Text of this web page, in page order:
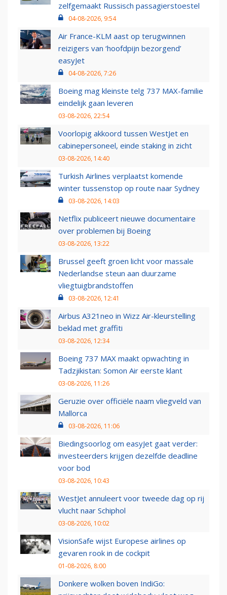
zelfgemaakt Russisch passagierstoestel
04-08-2026, 9:54
Air France-KLM aast op terugwinnen
reizigers van ‘hoofdpijn bezorgend’
easyJet
04-08-2026, 7:26
Boeing mag kleinste telg 737 MAX-familie
eindelijk gaan leveren
03-08-2026, 22:54
Voorlopig akkoord tussen WestJet en
cabinepersoneel, einde staking in zicht
03-08-2026, 14:40
Turkish Airlines verplaatst komende
winter tussenstop op route naar Sydney
03-08-2026, 14:03
Netflix publiceert nieuwe documentaire
over problemen bij Boeing
03-08-2026, 13:22
Brussel geeft groen licht voor massale
Nederlandse steun aan duurzame
vliegtuigbrandstoffen
03-08-2026, 12:41
Airbus A321neo in Wizz Air-kleurstelling
beklad met graffiti
03-08-2026, 12:34
Boeing 737 MAX maakt opwachting in
Tadzjikistan: Somon Air eerste klant
03-08-2026, 11:26
Geruzie over officiële naam vliegveld van
Mallorca
03-08-2026, 11:06
Biedingsoorlog om easyJet gaat verder:
investeerders krijgen dezelfde deadline
voor bod
03-08-2026, 10:43
WestJet annuleert voor tweede dag op rij
vlucht naar Schiphol
03-08-2026, 10:02
VisionSafe wijst Europese airlines op
gevaren rook in de cockpit
01-08-2026, 8:00
Donkere wolken boven IndiGo: